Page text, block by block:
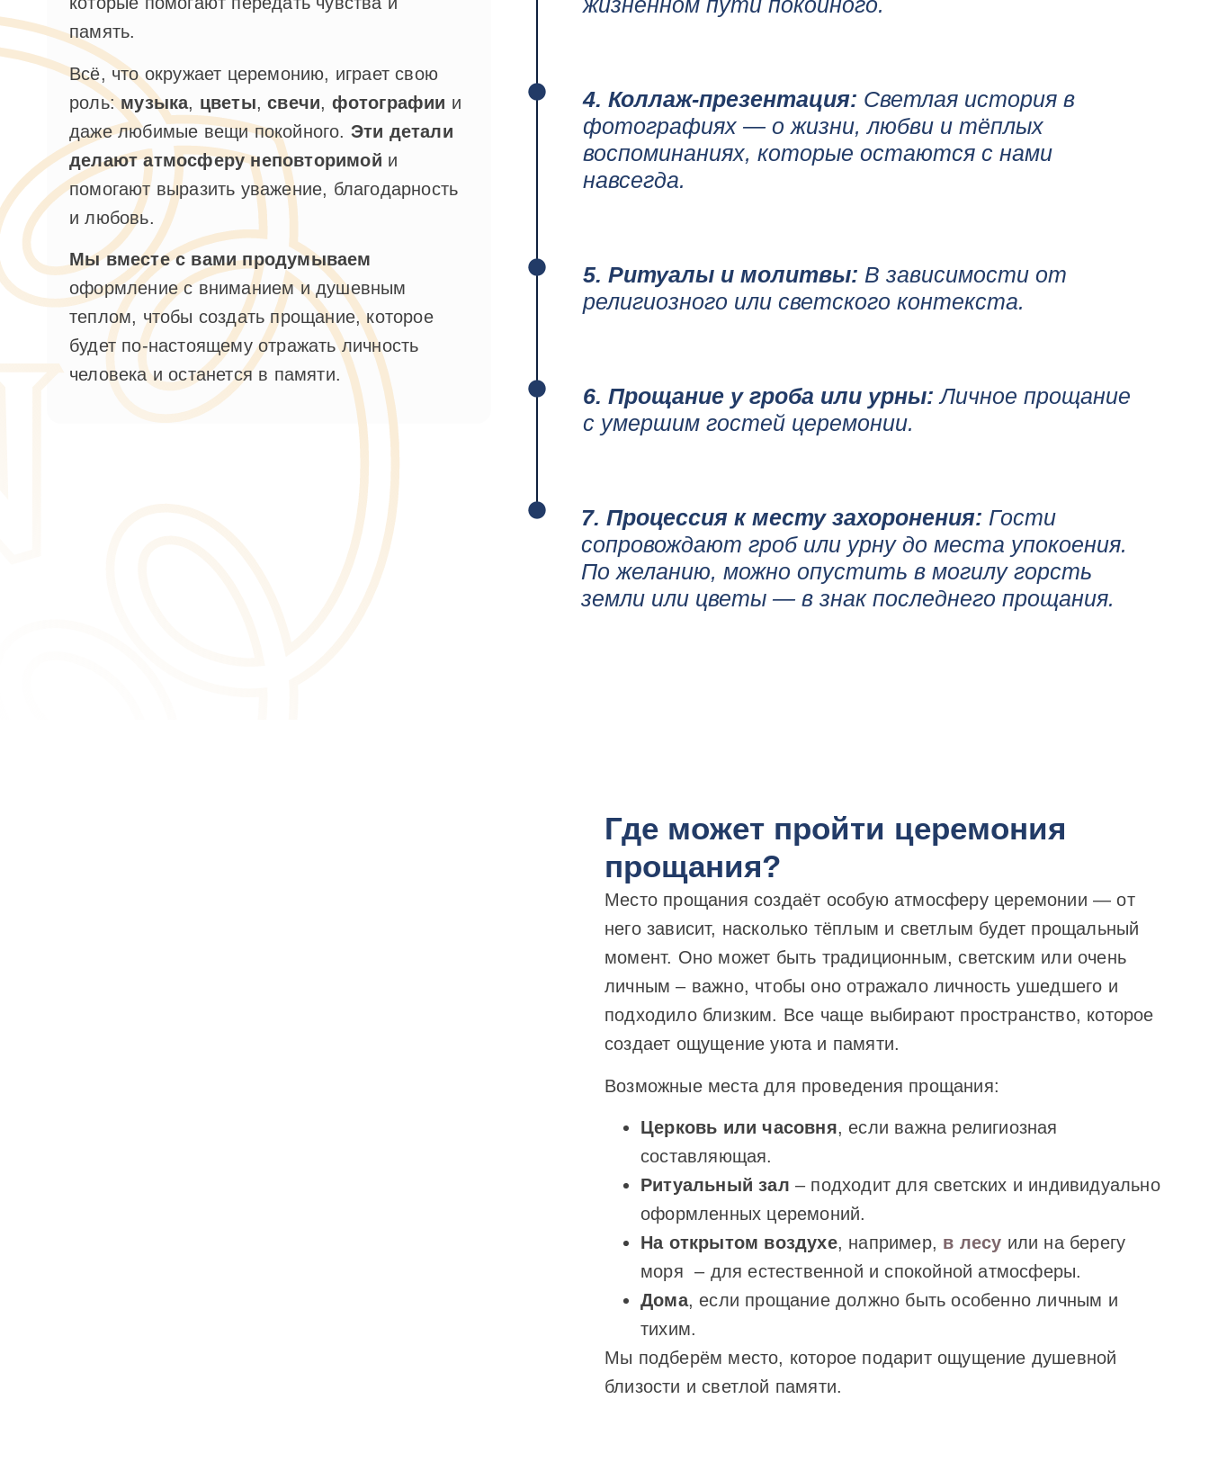
память.
Всё, что окружает церемонию, играет свою
роль:музыка, цветы,свечи, фотографии и
даже любимые вещи покойного. Эти детали
делают атмосферу неповторимой и
помогают выразить уважение, благодарность
и любовь.
Мы вместе с вами продумываем
оформление с вниманием и душевным
теплом, чтобы создать прощание, которое
будет по-настоящему отражать личность
человека и останется в памяти.
4. Коллаж-презентация: Светлая история в
фотографиях — о жизни, любви и тёплых
воспоминаниях, которые остаются с нами
навсегда.
5. Ритуалы и молитвы: В зависимости от
религиозного или светского контекста.
6.⁠ ⁠Прощание у гроба или урны: Личное прощание
с умершим гостей церемонии.
7. Процессия к месту захоронения: Гости
сопровождают гроб или урну до места упокоения.
По желанию, можно опустить в могилу горсть
земли или цветы — в знак последнего прощания.
Где может пройти церемония
прощания?
Место прощания создаёт особую атмосферу церемонии — от
него зависит, насколько тёплым и светлым будет прощальный
момент. Оно может быть традиционным, светским или очень
личным – важно, чтобы оно отражало личность ушедшего и
подходило близким. Все чаще выбирают пространство, которое
создает ощущение уюта и памяти.
Возможные места для проведения прощания:
Церковь или часовня, если важна религиозная
составляющая.
Ритуальный зал – подходит для светских и индивидуально
оформленных церемоний.
На открытом воздухе, например, в лесу или на берегу
моря – для естественной и спокойной атмосферы.
Дома, если прощание должно быть особенно личным и
тихим.
Мы подберём место, которое подарит ощущение душевной
близости и светлой памяти.